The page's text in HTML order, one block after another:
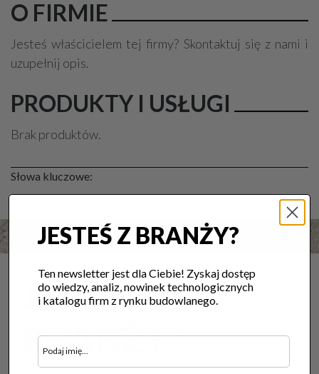
O FIRMIE
Jesteś właścicielem tej firmy? Skontaktuj się z nami i
uzupełnij opis.
PRODUKTY I USŁUGI
Brak produktów.
Słowa kluczowe:
JESTEŚ Z
BRANŻY?
JESTEŚ Z BRANŻY?
Ten newsletter jest dla Ciebie! Zyskaj dostęp
do wiedzy, analiz, nowinek technologicznych
i katalogu firm z rynku budowlanego.